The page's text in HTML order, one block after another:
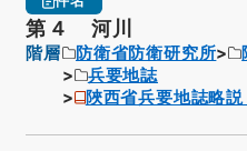
第４ 河川
階層 防衛省防衛研究所
兵要地誌
陜西省兵要地誌略